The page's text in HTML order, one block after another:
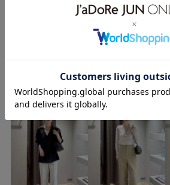
乾燥 高身長 パンツ
ハンドバッグ シューズ
2026ceremonybi 2512JUNPRESS対
26SS_salon_BAGSHOSE
26SS_salon_lspant 26SS_salon_Silk
Exclusive_GW Tシャツ ウォッシ
ゴム仕様 サンド
もっと見る
meeのその他のスタイリング